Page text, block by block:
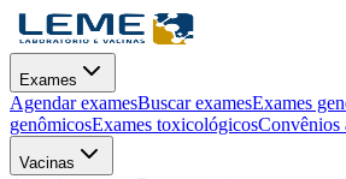
Exames
Agendar examesBuscar examesExames
genômicosExames toxicológicosConvênios
Vacinas